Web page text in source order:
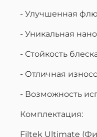
- Улучшенная
- Уникальная
- Стойкость
- Отличная
- Возможность
Комплектация:
Filtek Ultimate